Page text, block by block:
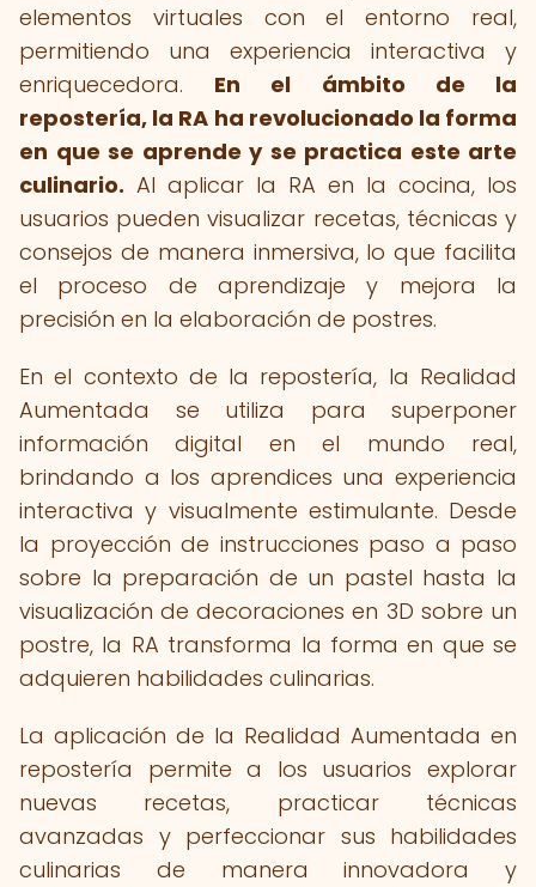
elementos virtuales con el entorno real,
permitiendo una experiencia interactiva y
enriquecedora. En el ámbito de la
repostería, la RA ha revolucionado la forma
en que se aprende y se practica este arte
culinario. Al aplicar la RA en la cocina, los
usuarios pueden visualizar recetas, técnicas y
consejos de manera inmersiva, lo que facilita
el proceso de aprendizaje y mejora la
precisión en la elaboración de postres.
En el contexto de la repostería, la Realidad
Aumentada se utiliza para superponer
información digital en el mundo real,
brindando a los aprendices una experiencia
interactiva y visualmente estimulante. Desde
la proyección de instrucciones paso a paso
sobre la preparación de un pastel hasta la
visualización de decoraciones en 3D sobre un
postre, la RA transforma la forma en que se
adquieren habilidades culinarias.
La aplicación de la Realidad Aumentada en
repostería permite a los usuarios explorar
nuevas recetas, practicar técnicas
avanzadas y perfeccionar sus habilidades
culinarias de manera innovadora y